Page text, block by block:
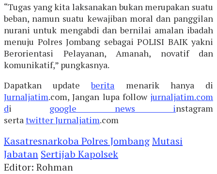
“Tugas yang kita laksanakan bukan merupakan suatu
beban, namun suatu kewajiban moral dan panggilan
nurani untuk mengabdi dan bernilai amalan ibadah
menuju Polres Jombang sebagai POLISI BAIK yakni
Berorientasi Pelayanan, Amanah, novatif dan
komunikatif,” pungkasnya.
Dapatkan updateberita menarik hanya di
Jurnaljatim.com, Jangan lupa follow jurnaljatim.com
di google news instagram
serta twitterJurnaljatim.com
Kasatresnarkoba Polres JombangMutasi
Jabatan Sertijab Kapolsek
Editor: Rohman